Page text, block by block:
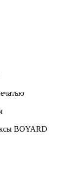
BOYARD